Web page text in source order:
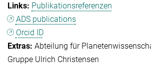
Publikationsreferenzen
ADS publications
Orcid ID
Abteilung für
Gruppe Ulrich Christensen